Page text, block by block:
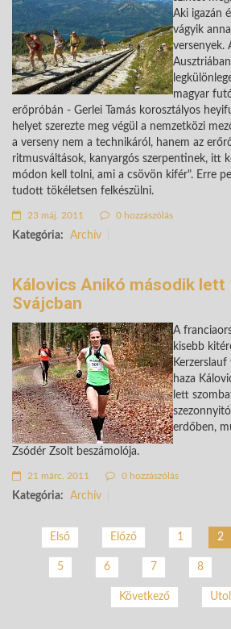
Aki igazán
vágyik
versenyek.
magyar
erőpróbán - Gerlei Tamás korosztályos
helyet szerezte meg végül a nemzetközi
a verseny nem a technikáról, hanem az
ritmusváltások, kanyargós szerpentinek, itt
módon kell tolni, ami a csövön kifér". Erre
tudott tökéletsen felkészülni.
23 máj. 2011 0 hozzászólás
Kategória: Archív
Kálovics Anikó második
Svájcban
A
kisebb
haza
lett
erdőben,
Zsódér Zsolt beszámolója.
21 márc. 2011 0 hozzászólás
Kategória: Archív
Első Előző 1 2
5 6 7 8
Következő